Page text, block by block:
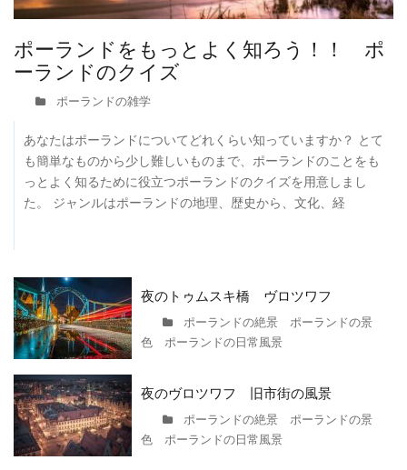
ポーランドをもっとよく知ろう！！ ポ
ーランドのクイズ
ポーランドの雑学
あなたはポーランドについてどれくらい知っていますか？ とて
も簡単なものから少し難しいものまで、ポーランドのことをも
っとよく知るために役立つポーランドのクイズを用意しまし
た。 ジャンルはポーランドの地理、歴史から、文化、経
夜のトゥムスキ橋 ヴロツワフ
ポーランドの絶景 ポーランドの景
色 ポーランドの日常風景
夜のヴロツワフ 旧市街の風景
ポーランドの絶景 ポーランドの景
色 ポーランドの日常風景